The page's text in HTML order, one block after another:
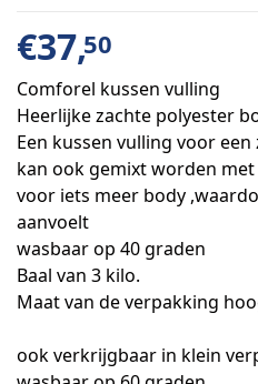
€37,50
Comforel kussen vulling
Heerlijke zachte polyester
Een kussen vulling voor
kan ook gemixt worden
voor iets meer body
aanvoelt
wasbaar op 40 graden
Baal van 3 kilo.
Maat van de verpakking
ook verkrijgbaar in klein